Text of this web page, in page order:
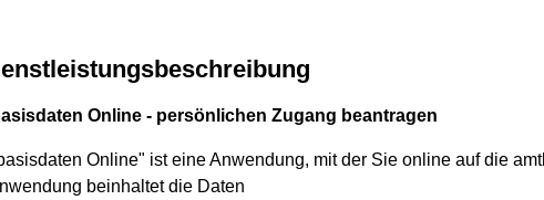
Online - persönlichen Zugang beantragen
Online" ist eine Anwendung, mit der Sie online auf die
beinhaltet die Daten